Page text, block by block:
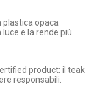
plastica opaca
e la rende più
product: il teak
responsabili.